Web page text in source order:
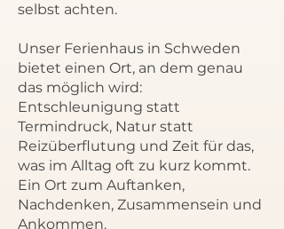
selbst achten.
Unser Ferienhaus in Schweden
bietet einen Ort, an dem genau
das möglich wird:
Entschleunigung statt
Termindruck, Natur statt
Reizüberflutung und Zeit für das,
was im Alltag oft zu kurz kommt.
Ein Ort zum Auftanken,
Nachdenken, Zusammensein und
Ankommen.